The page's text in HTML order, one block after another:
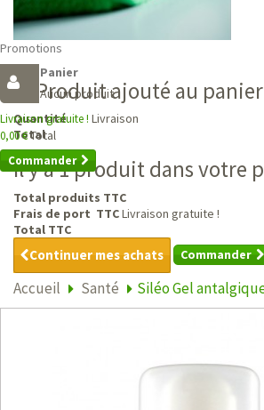
Promotions
Panier
Aucun produit
Livraison gratuite ! Livraison
0,00 €Total
Commander
Produit ajouté au panier
Quantité
Total
Il y a 1 produit dans votre
Total produits TTC
Frais de port TTCLivraison gratuite !
Total TTC
Continuer mes achats Commander
Accueil Santé Siléo Gel